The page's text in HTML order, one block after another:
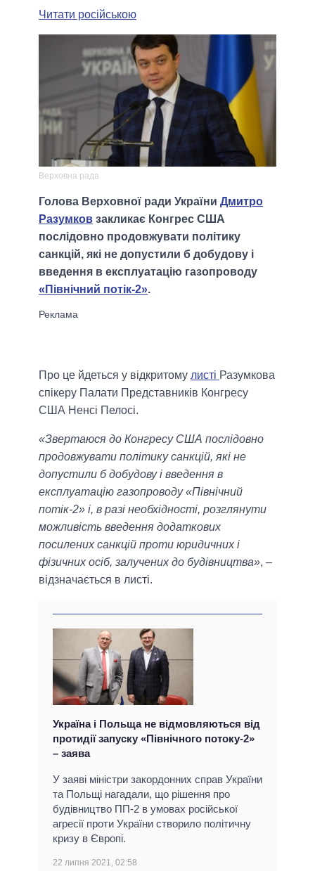
Читати російською
Верховна рада
Голова Верховної ради України Дмитро
Разумков закликає Конгрес США
послідовно продовжувати політику
санкцій, які не допустили б добудову і
введення в експлуатацію газопроводу
«Північний потік-2».
Про це йдеться у відкритому листі Разумкова
спікеру Палати Представників Конгресу
США Ненсі Пелосі.
«Звертаюся до Конгресу США послідовно
продовжувати політику санкцій, які не
допустили б добудову і введення в
експлуатацію газопроводу «Північний
потік-2» і, в разі необхідності, розглянути
можливість введення додаткових
посилених санкцій проти юридичних і
фізичних осіб, залучених до будівництва», –
відзначається в листі.
Україна і Польща не відмовляються від
протидії запуску «Північного потоку-2»
– заява
У заяві міністри закордонних справ України
та Польщі нагадали, що рішення про
будівництво ПП-2 в умовах російської
агресії проти України створило політичну
кризу в Європі.
22 липня 2021, 02:58